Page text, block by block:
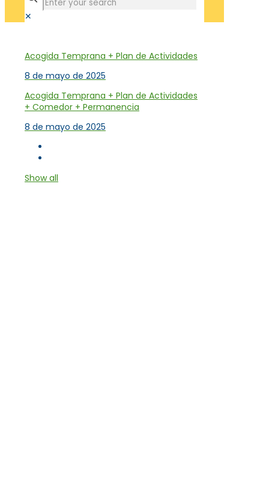
✕
Acogida Temprana + Plan de Actividades
8 de mayo de 2025
Acogida Temprana + Plan de Actividades
+ Comedor + Permanencia
8 de mayo de 2025
Show all